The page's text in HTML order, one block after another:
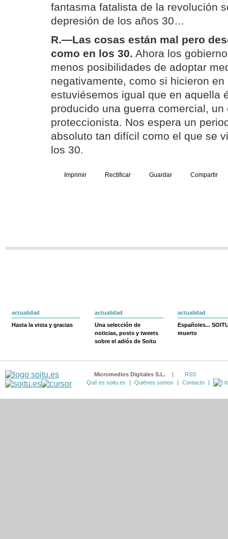
fantasma fatalista de la revolución
depresión de los años 30…
R.—Las cosas están mal pero
como en los 30. Ahora los
menos posibilidades de adoptar
negativamente, como si hicieron en
estuviésemos igual que en aquella
producido una guerra comercial, un
proteccionista. Nos espera un
absoluto tan difícil como el que se
los 30.
Imprimir Rectificar Guardar Compartir
actualidad
Hasta la vista y gracias
actualidad
Una selección de
noticias, posts y tweets
sobre el adiós de Soitu
actualidad
Españoles...
muerto
Micromedios Digitales S.L. |
RSS
Qué es soitu.es
| Quiénes somos | Contacto |